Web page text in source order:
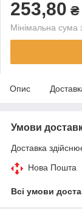
253,80 ₴
Мінімальна
Опис
Умови
Доставка
Нова Пошта
Всі умови